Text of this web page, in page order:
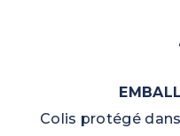
Colis protégé